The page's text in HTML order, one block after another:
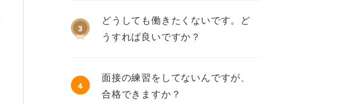
3
どうしても働きたくないです。ど
うすれば良いですか？
4
面接の練習をしてないんですが、
合格できますか？